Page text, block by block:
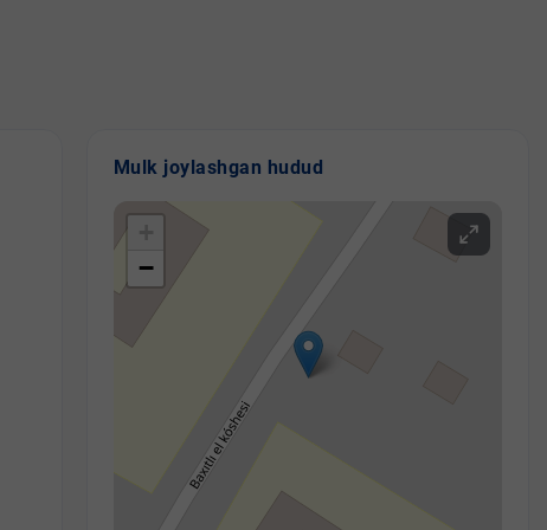
Mulk joylashgan hudud
−